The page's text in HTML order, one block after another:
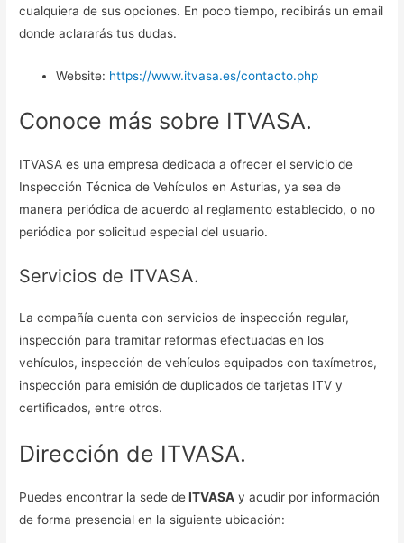
cualquiera de sus opciones. En poco tiempo, recibirás un email
donde aclararás tus dudas.
Website: https://www.itvasa.es/contacto.php
Conoce más sobre ITVASA.
ITVASA es una empresa dedicada a ofrecer el servicio de
Inspección Técnica de Vehículos en Asturias, ya sea de
manera periódica de acuerdo al reglamento establecido, o no
periódica por solicitud especial del usuario.
Servicios de ITVASA.
La compañía cuenta con servicios de inspección regular,
inspección para tramitar reformas efectuadas en los
vehículos, inspección de vehículos equipados con taxímetros,
inspección para emisión de duplicados de tarjetas ITV y
certificados, entre otros.
Dirección de ITVASA.
Puedes encontrar la sede deITVASA y acudir por información
de forma presencial en la siguiente ubicación: